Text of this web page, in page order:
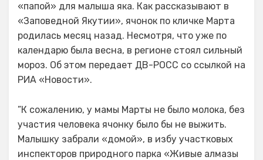
«папой» для малыша яка. Как рассказывают в
«Заповедной Якутии», ячонок по кличке Марта
родилась месяц назад. Несмотря, что уже по
календарю была весна, в регионе стоял сильный
мороз. Об этом передает ДВ-РОСС со ссылкой на
РИА «Новости».
”К сожалению, у мамы Марты не было молока, без
участия человека ячонку было бы не выжить.
Малышку забрали «домой», в избу участковых
инспекторов природного парка «Живые алмазы